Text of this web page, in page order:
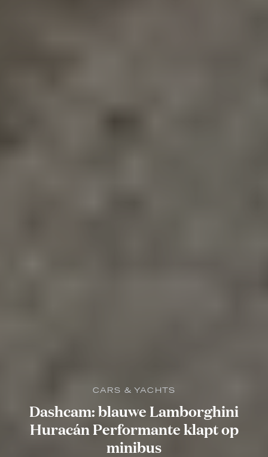
CARS & YACHTS
Dashcam: blauwe Lamborghini
Huracán Performante klapt op
minibus